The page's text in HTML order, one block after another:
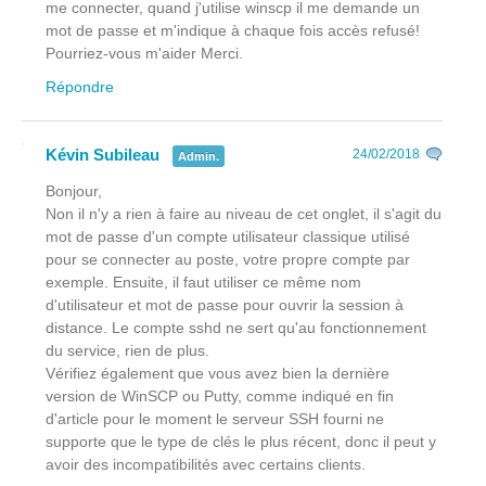
me connecter, quand j'utilise winscp il me demande un
mot de passe et m'indique à chaque fois accès refusé!
Pourriez-vous m'aider Merci.
Répondre
Kévin Subileau Admin. 24/02/2018
Bonjour,
Non il n'y a rien à faire au niveau de cet onglet, il s'agit du
mot de passe d'un compte utilisateur classique utilisé
pour se connecter au poste, votre propre compte par
exemple. Ensuite, il faut utiliser ce même nom
d'utilisateur et mot de passe pour ouvrir la session à
distance. Le compte sshd ne sert qu'au fonctionnement
du service, rien de plus.
Vérifiez également que vous avez bien la dernière
version de WinSCP ou Putty, comme indiqué en fin
d'article pour le moment le serveur SSH fourni ne
supporte que le type de clés le plus récent, donc il peut y
avoir des incompatibilités avec certains clients.